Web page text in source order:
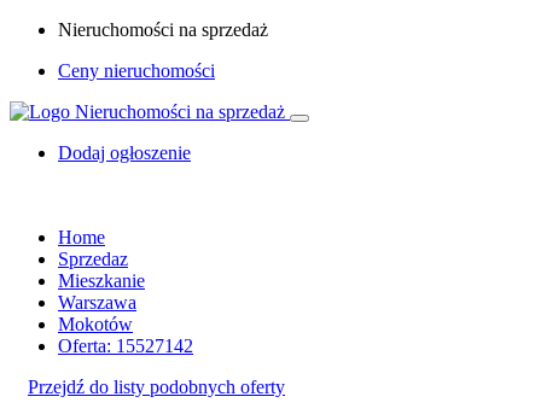
Nieruchomości na sprzedaż
Ceny nieruchomości
Dodaj ogłoszenie
Home
Sprzedaz
Mieszkanie
Warszawa
Mokotów
Oferta: 15527142
Przejdź do listy podobnych oferty